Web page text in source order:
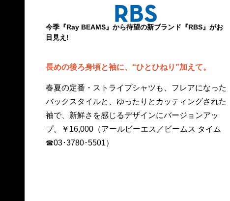
今季『Ray BEAMS』から待望の新ブランド『RBS』がお
目見え!
長めの後ろ身頃と袖に、“ひとひねり”加えて。
春夏の定番・ストライプシャツも、フレアになった
バックスタイルと、ゆったりとカッティングされた
袖で、新鮮さを感じるデザインにバージョンアッ
プ。￥16,000（アールビーエス／ビームス タイム
☎03･3780･5501）